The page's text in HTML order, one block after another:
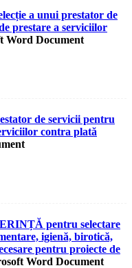
a unui prestator de
prestare a serviciilor
de servicii pentru
contra plată
pentru selectare
igienă, birotică,
pentru proiecte de